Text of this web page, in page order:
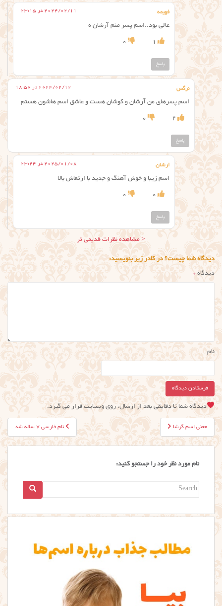
فهیمه 2024/02/11 در 23:15
عالی بود..اسم پسر منم آرشان ه
1
0
پاسخ
نرگس 2024/02/12 در 18:50
اسم پسرهای من آرشان و کوشان هست و عاشق اسم هاشون هستم
2
0
پاسخ
ارشان 2025/01/08 در 23:24
اسم زیبا و خوش آهنگ و جدید با ارتعاش بالا
0
0
پاسخ
ناوبری
نظر
< مشاهده نظرات قدیمی تر
دیدگاه شما چیست؟ در کادر زیر بنویسید:
دیدگاه*
نام
دیدگاه شما تا دقایقی بعد از ارسال، روی وبسایت قرار می گیرد.
راهبری
نوشته
نام فارسی ۷ ساله شد معنی اسم گرشا
نام مورد نظر خود را جستجو کنید:
Search